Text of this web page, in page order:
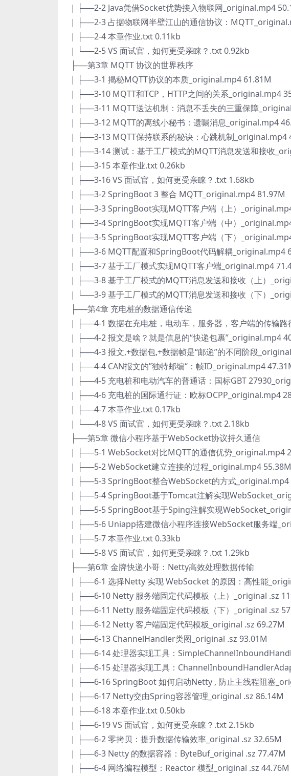
| ├──2-2 Java凭借Socket优势接入物联网_original.mp4
| ├──2-3 占据物联网半壁江山的通信协议：
| ├──2-4 本章作业.txt 0.11kb
| └──2-5 VS 面试官，如何更受亲睐？.txt 0.92kb
├──第3章 MQTT 协议的世界秩序
| ├──3-1 揭秘MQTT协议的本质_original.mp4 61.81M
| ├──3-10 MQTT和TCP，HTTP之间的关系_original.mp4
| ├──3-11 MQTT送达机制：消息不丢失的三重保障
| ├──3-12 MQTT的离线小秘书：遗嘱消息_original.mp4
| ├──3-13 MQTT保持联系的秘诀：心跳机制_original.mp4
| ├──3-14 测试：基于工厂模式的MQTT消息发送和接收
| ├──3-15 本章作业.txt 0.26kb
| ├──3-16 VS 面试官，如何更受亲睐？.txt 1.68kb
| ├──3-2 SpringBoot 3 整合 MQTT_original.mp4 81.97M
| ├──3-3 SpringBoot实现MQTT客户端（上）
| ├──3-4 SpringBoot实现MQTT客户端（中）
| ├──3-5 SpringBoot实现MQTT客户端（下）
| ├──3-6 MQTT配置和SpringBoot代码解耦_original.mp4
| ├──3-7 基于工厂模式实现MQTT客户端_original.mp4
| ├──3-8 基于工厂模式的MQTT消息发送和接收（上）
| └──3-9 基于工厂模式的MQTT消息发送和接收（下）
├──第4章 充电桩的数据通信传递
| ├──4-1 数据在充电桩，电动车，服务器，客户端的传输
| ├──4-2 报文是啥？就是信息的“快递包裹”_original.mp4
| ├──4-3 报文,+数据包,+数据帧是“邮递”的不同阶段
| ├──4-4 CAN报文的”独特邮编“：帧ID_original.mp4
| ├──4-5 充电桩和电动汽车的普通话：国标GBT
| ├──4-6 充电桩的国际通行证：欧标OCPP_original.mp4
| ├──4-7 本章作业.txt 0.17kb
| └──4-8 VS 面试官，如何更受亲睐？.txt 2.18kb
├──第5章 微信小程序基于WebSocket协议持久通信
| ├──5-1 WebSocket对比MQTT的通信优势_original.mp4
| ├──5-2 WebSocket建立连接的过程_original.mp4 55.38M
| ├──5-3 SpringBoot整合WebSocket的方式_original.mp4
| ├──5-4 SpringBoot基于Tomcat注解实现
| ├──5-5 SpringBoot基于Sping注解实现
| ├──5-6 Uniapp搭建微信小程序连接WebSocket服务端
| ├──5-7 本章作业.txt 0.33kb
| └──5-8 VS 面试官，如何更受亲睐？.txt 1.29kb
├──第6章 金牌快递小哥：Netty高效处理数据传输
| ├──6-1 选择Netty 实现 WebSocket 的原因：高性能
| ├──6-10 Netty 服务端固定代码模板（上）_original .sz
| ├──6-11 Netty 服务端固定代码模板（下）_original .sz
| ├──6-12 Netty 客户端固定代码模板_original .sz 69.27M
| ├──6-13 ChannelHandler类图_original .sz 93.01M
| ├──6-14 处理器实现工具：
| ├──6-15 处理器实现工具：
| ├──6-16 SpringBoot 如何启动Netty , 防止主线程阻塞
| ├──6-17 Netty交由Spring容器管理_original .sz 86.14M
| ├──6-18 本章作业.txt 0.50kb
| ├──6-19 VS 面试官，如何更受亲睐？.txt 2.15kb
| ├──6-2 零拷贝：提升数据传输效率_original .sz 32.65M
| ├──6-3 Netty 的数据容器：ByteBuf_original .sz 77.47M
| ├──6-4 网络编程模型：Reactor 模型_original .sz 44.76M